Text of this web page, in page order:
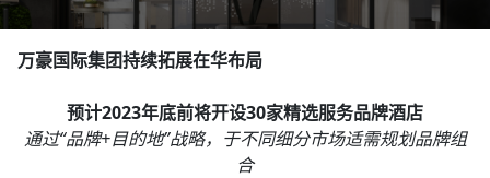
万豪国际集团持续拓展在华布局​
预计2023年底前将开设30家精选服务品牌酒店​
通过“品牌+目的地”战略，于不同细分市场适需规划品牌组
合​